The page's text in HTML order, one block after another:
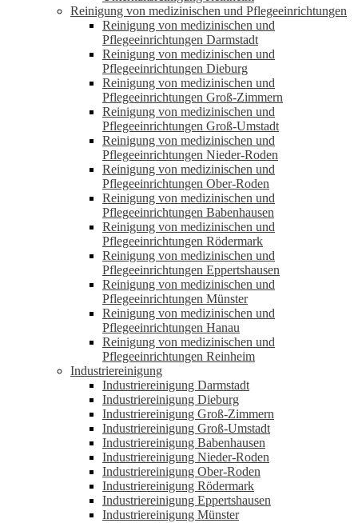
Reinigung von medizinischen und Pflegeeinrichtungen
Reinigung von medizinischen und
Pflegeeinrichtungen Darmstadt
Reinigung von medizinischen und
Pflegeeinrichtungen Dieburg
Reinigung von medizinischen und
Pflegeeinrichtungen Groß-Zimmern
Reinigung von medizinischen und
Pflegeeinrichtungen Groß-Umstadt
Reinigung von medizinischen und
Pflegeeinrichtungen Nieder-Roden
Reinigung von medizinischen und
Pflegeeinrichtungen Ober-Roden
Reinigung von medizinischen und
Pflegeeinrichtungen Babenhausen
Reinigung von medizinischen und
Pflegeeinrichtungen Rödermark
Reinigung von medizinischen und
Pflegeeinrichtungen Eppertshausen
Reinigung von medizinischen und
Pflegeeinrichtungen Münster
Reinigung von medizinischen und
Pflegeeinrichtungen Hanau
Reinigung von medizinischen und
Pflegeeinrichtungen Reinheim
Industriereinigung
Industriereinigung Darmstadt
Industriereinigung Dieburg
Industriereinigung Groß-Zimmern
Industriereinigung Groß-Umstadt
Industriereinigung Babenhausen
Industriereinigung Nieder-Roden
Industriereinigung Ober-Roden
Industriereinigung Rödermark
Industriereinigung Eppertshausen
Industriereinigung Münster